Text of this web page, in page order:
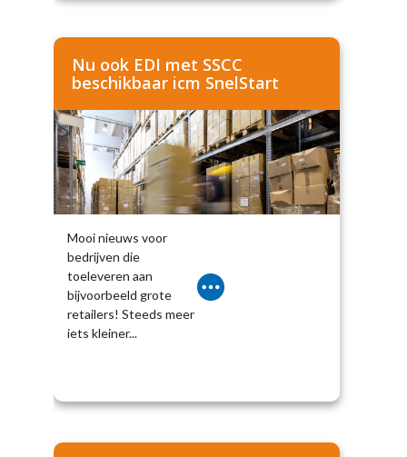
Nu ook EDI met SSCC
beschikbaar icm SnelStart
Mooi nieuws voor
bedrijven die
toeleveren aan
bijvoorbeeld grote
retailers! Steeds meer
iets kleiner...